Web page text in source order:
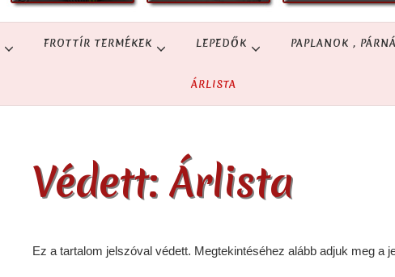
FROTTÍR TERMÉKEK LEPEDŐK PAPLANOK ,
ÁRLISTA
Védett: Árlista
Ez a tartalom jelszóval védett. Megtekintéséhez alább adjuk meg a